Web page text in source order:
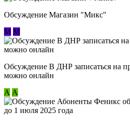
Обсуждение Магазин "Микс"
М М
Обсуждение В ДНР записаться на
можно онлайн
А А